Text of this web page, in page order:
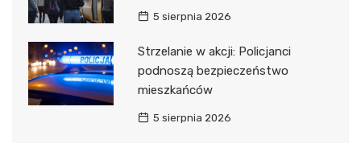
5 sierpnia 2026
Strzelanie w akcji: Policjanci
podnoszą bezpieczeństwo
mieszkańców
5 sierpnia 2026